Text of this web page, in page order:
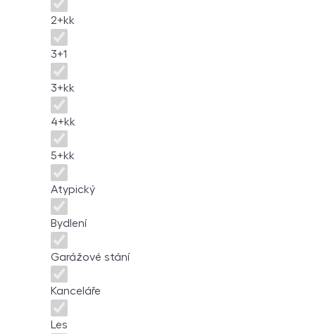
2+kk
3+1
3+kk
4+kk
5+kk
Atypický
Bydlení
Garážové stání
Kanceláře
Les